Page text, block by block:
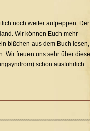
noch weiter aufpeppen. Der
Wir können Euch mehr
bißchen aus dem Buch lesen,
Wir freuen uns sehr über diese
schon ausführlich